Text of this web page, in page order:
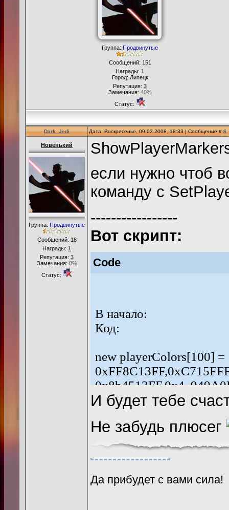
Группа: Продвинутые
Сообщений: 151
Награды: 1
Город: Липецк
Репутация: 3
Замечания: 40%
Статус:
Dark_Jedi Дата: Воскресенье, 09.03.2008, 18:33 | Сообщение #6
Новенький
Группа: Продвинутые
Сообщений: 18
Награды: 1
Репутация: 3
Замечания: 0%
Статус:
если нужно чтоб
команду с
-----------------
Вот скрипт:
Code
В начало:
Код:
new playerColors[100]
0x8b4513FF,0x4
И будет тебе
Не забудь плюсег
Да прибудет с вами сила!